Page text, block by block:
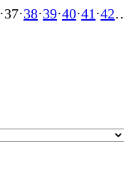
·37·38·39·40·41 ·42